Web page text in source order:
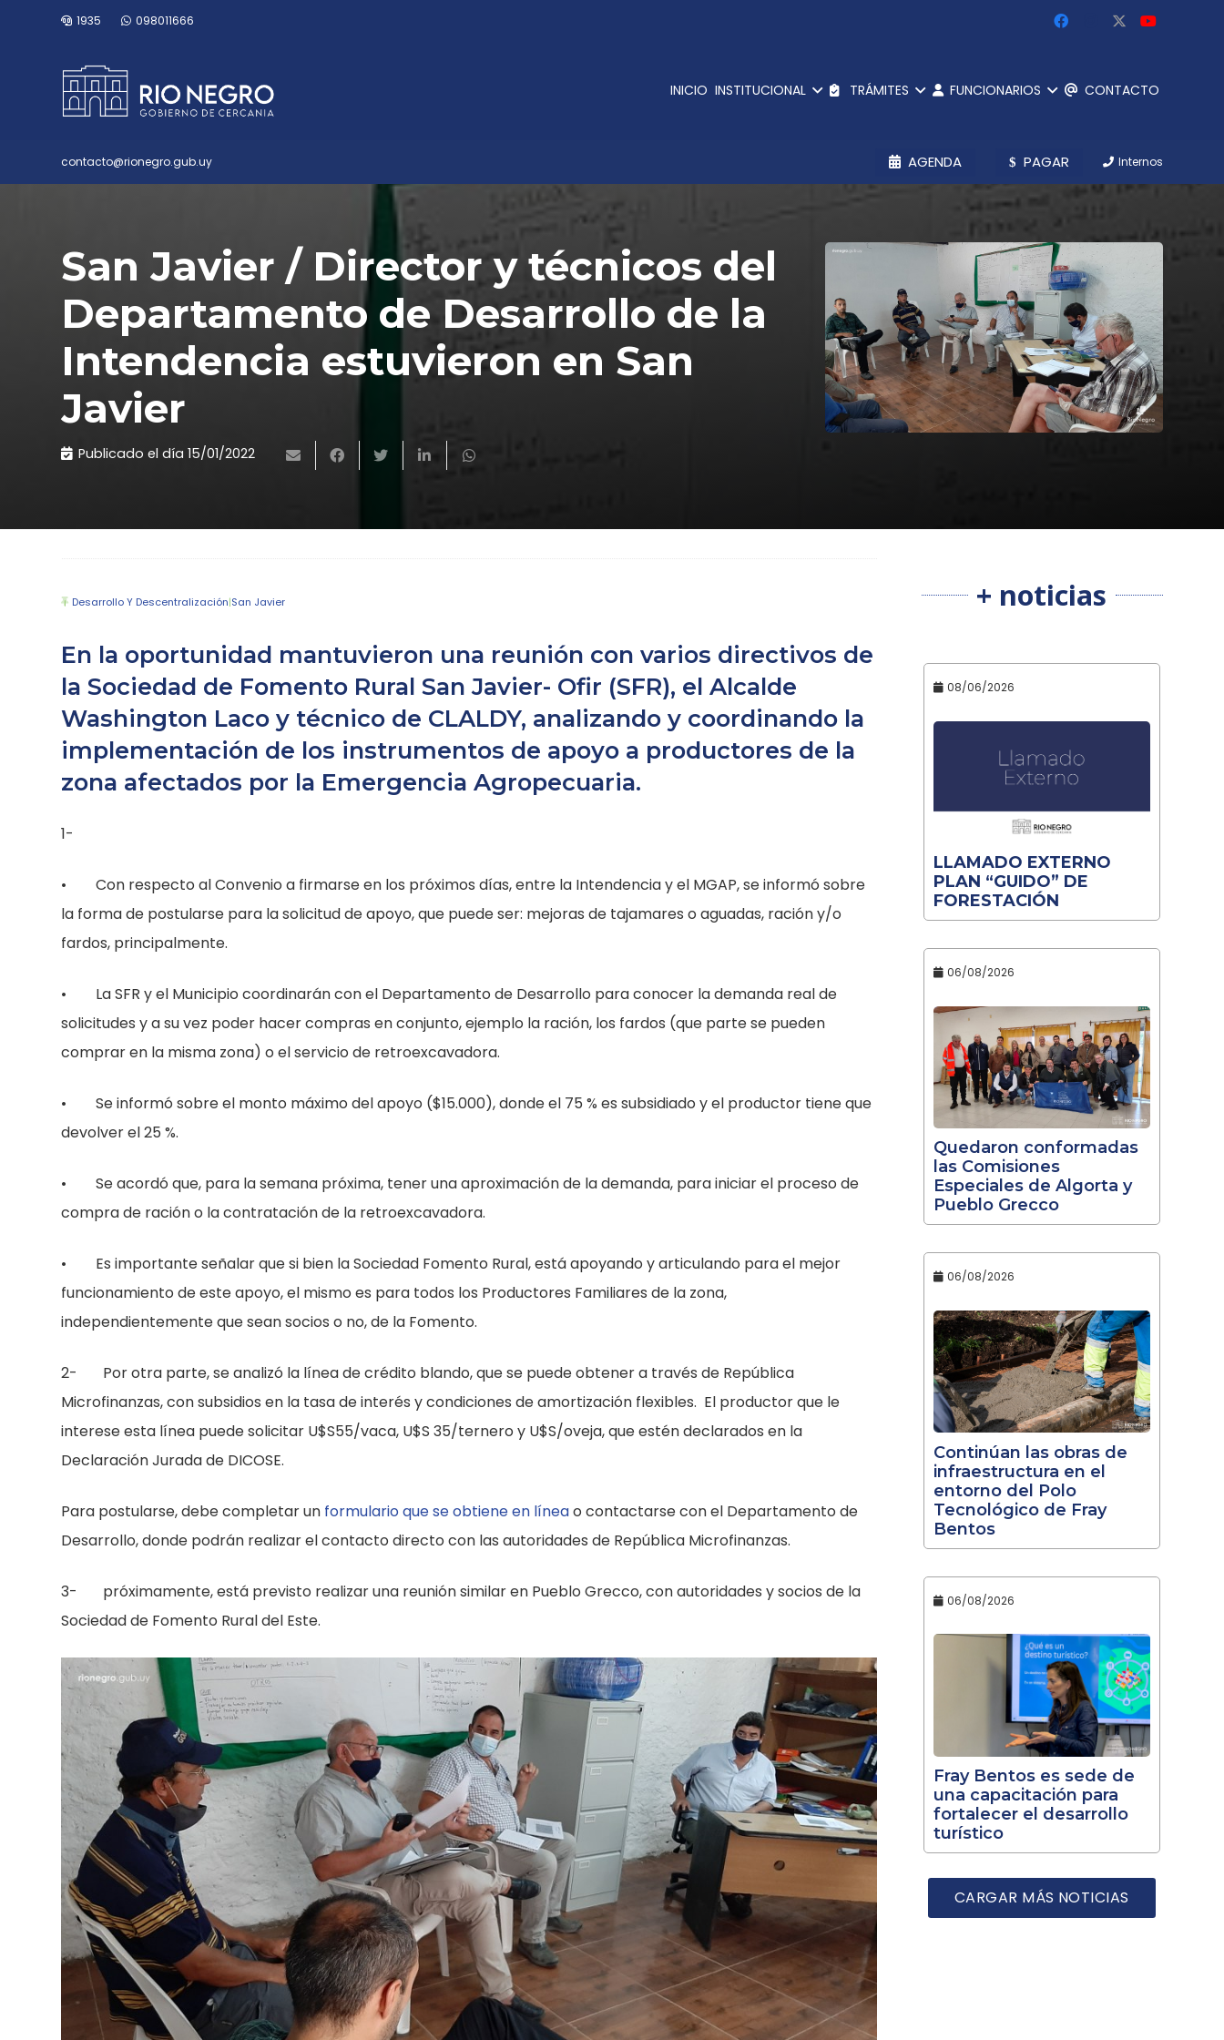
1935 098011666
INICIO INSTITUCIONAL TRÁMITES FUNCIONARIOS CONTACTO
contacto@rionegro.gub.uy AGENDA PAGAR Internos
San Javier / Director y técnicos del
Departamento de Desarrollo de la
Intendencia estuvieron en San
Javier
Publicado el día 15/01/2022
Desarrollo Y Descentralización|San Javier
En la oportunidad mantuvieron una reunión con varios directivos de
la Sociedad de Fomento Rural San Javier- Ofir (SFR), el Alcalde
Washington Laco y técnico de CLALDY, analizando y coordinando la
implementación de los instrumentos de apoyo a productores de la
zona afectados por la Emergencia Agropecuaria.
1-
• Con respecto al Convenio a firmarse en los próximos días, entre la Intendencia y el MGAP, se informó sobre
la forma de postularse para la solicitud de apoyo, que puede ser: mejoras de tajamares o aguadas, ración y/o
fardos, principalmente.
• La SFR y el Municipio coordinarán con el Departamento de Desarrollo para conocer la demanda real de
solicitudes y a su vez poder hacer compras en conjunto, ejemplo la ración, los fardos (que parte se pueden
comprar en la misma zona) o el servicio de retroexcavadora.
• Se informó sobre el monto máximo del apoyo ($15.000), donde el 75 % es subsidiado y el productor tiene que
devolver el 25 %.
• Se acordó que, para la semana próxima, tener una aproximación de la demanda, para iniciar el proceso de
compra de ración o la contratación de la retroexcavadora.
• Es importante señalar que si bien la Sociedad Fomento Rural, está apoyando y articulando para el mejor
funcionamiento de este apoyo, el mismo es para todos los Productores Familiares de la zona,
independientemente que sean socios o no, de la Fomento.
2- Por otra parte, se analizó la línea de crédito blando, que se puede obtener a través de República
Microfinanzas, con subsidios en la tasa de interés y condiciones de amortización flexibles. El productor que le
interese esta línea puede solicitar U$S55/vaca, U$S 35/ternero y U$S/oveja, que estén declarados en la
Declaración Jurada de DICOSE.
Para postularse, debe completar un formulario que se obtiene en líneao contactarse con el Departamento de
Desarrollo, donde podrán realizar el contacto directo con las autoridades de República Microfinanzas.
3- próximamente, está previsto realizar una reunión similar en Pueblo Grecco, con autoridades y socios de la
Sociedad de Fomento Rural del Este.
+ noticias
08/06/2026
LLAMADO EXTERNO
PLAN “GUIDO” DE
FORESTACIÓN
06/08/2026
Quedaron conformadas
las Comisiones
Especiales de Algorta y
Pueblo Grecco
06/08/2026
Continúan las obras de
infraestructura en el
entorno del Polo
Tecnológico de Fray
Bentos
06/08/2026
Fray Bentos es sede de
una capacitación para
fortalecer el desarrollo
turístico
CARGAR MÁS NOTICIAS